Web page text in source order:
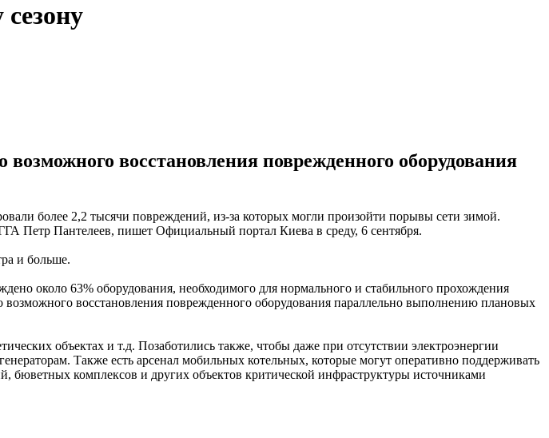
восстановления поврежденного оборудования
более 2,2 тысячи повреждений, из-за которых могли произойти порывы сети зимой.
Петр Пантелеев, пишет Официальный портал Киева в среду, 6 сентября.
и больше.
около 63% оборудования, необходимого для нормального и стабильного прохождения
восстановления поврежденного оборудования параллельно выполнению плановых
объектах и т.д. Позаботились также, чтобы даже при отсутствии электроэнергии
Также есть арсенал мобильных котельных, которые могут оперативно поддерживать
комплексов и других объектов критической инфраструктуры источниками